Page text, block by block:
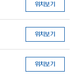
위치보기
위치보기
위치보기